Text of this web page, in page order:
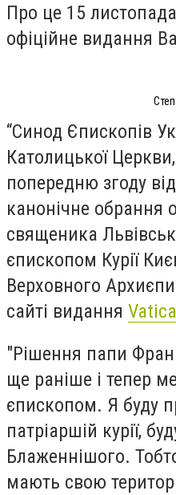
Про це 15
офіційне видання
“Синод Єпископів
Католицької
попередню згоду
канонічне обрання
священика
єпископом Курії
Верховного
сайті видання
"Рішення папи
ще раніше і тепер
єпископом. Я буду
патріаршій курії,
Блаженнішого.
мають свою